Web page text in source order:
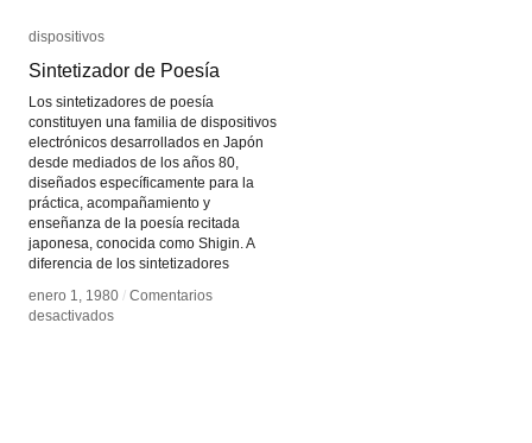
dispositivos
Sintetizador de Poesía
Los sintetizadores de poesía
constituyen una familia de dispositivos
electrónicos desarrollados en Japón
desde mediados de los años 80,
diseñados específicamente para la
práctica, acompañamiento y
enseñanza de la poesía recitada
japonesa, conocida como Shigin. A
diferencia de los sintetizadores
enero 1, 1980 / Comentarios
desactivadosen
dispositivos
Sintetizador de Poesía
enero 1, 1980 / Comentarios
desactivadosen